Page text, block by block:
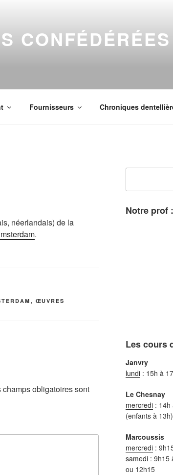
CONFÉDÉRÉES
Fournisseurs Chroniques
néerlandais) de la
.
, ŒUVRES
champs obligatoires sont
Notre prof
Les cours
Janvry
lundi: 15h à
Le Chesnay
mercredi: 14h
(enfants à 13h)
Marcoussis
mercredi:
samedi: 9h15
ou 12h15